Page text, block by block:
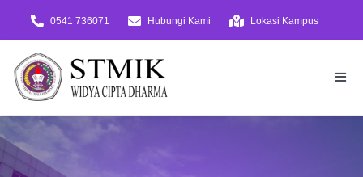
content
0541 736071 Hubungi Kami Lokasi Kampus
Beranda
PMB Daftar!